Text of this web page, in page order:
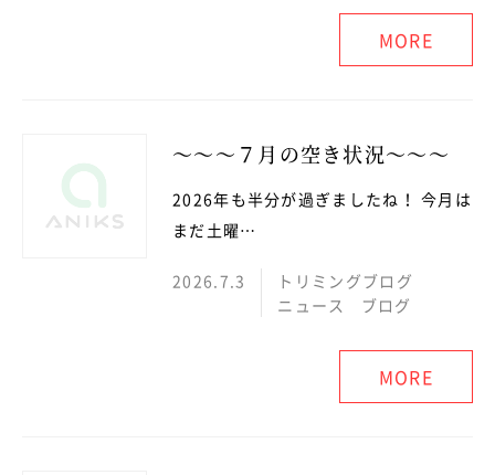
MORE
～～～７月の空き状況～～～
2026年も半分が過ぎましたね！ 今月は
まだ土曜…
2026.7.3
トリミングブログ
ニュース
ブログ
MORE